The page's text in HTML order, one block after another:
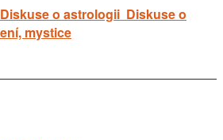
Diskuse o astrologii Diskuse o
mystice